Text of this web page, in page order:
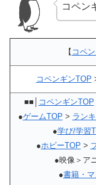
コペン
【 コペ
コペンギンTOP
■■│ コペンギンTOP
●ゲームTOP > ラン
●学び/学習
●ホビーTOP >
●映像＞ア
●書籍・